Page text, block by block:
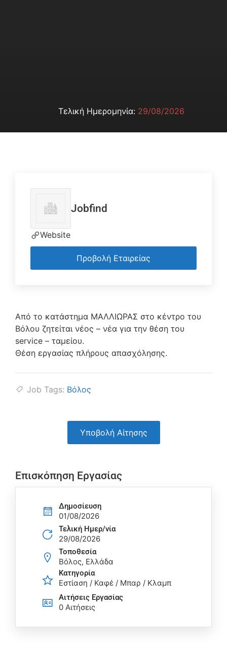
Τελική Ημερομηνία: 29/08/2026
Από το κατάστημα ΜΑΛΛΙΩΡΑΣ στο κέντρο του
Βόλου ζητείται νέος – νέα για την θέση του
service – ταμείου.
Θέση εργασίας πλήρους απασχόλησης.
Job Tags: Βόλος
Υποβολή Αίτησης
Επισκόπηση Εργασίας
Δημοσίευση
01/08/2026
Τελική Ημερ/νία
29/08/2026
Τοποθεσία
Βόλος, Ελλάδα
Κατηγορία
Εστίαση / Καφέ / Μπαρ / Κλαμπ
Αιτήσεις Eργασίας
0 Αιτήσεις
Jobfind
Website
Προβολή Εταιρείας